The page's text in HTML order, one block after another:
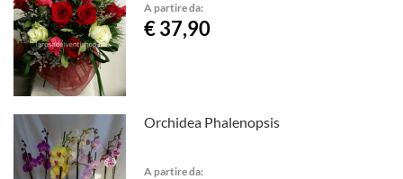
A partire da:
€ 37,90
Orchidea Phalenopsis
A partire da: